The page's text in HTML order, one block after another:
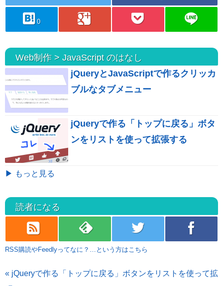
hatebu 0 googleplus pocket line
Web制作 > JavaScript のはなし
jQueryとJavaScriptで作るクリッカ
ブルなタブメニュー
jQueryで作る「トップに戻る」ボタ
ンをリストを使って拡張する
▶ もっと見る
読者になる
rss feedly twitter facebook
RSS購読やFeedlyってなに？…という方はこちら
« jQueryで作る「トップに戻る」ボタンをリストを使って拡